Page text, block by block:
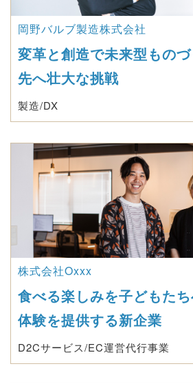
岡野バルブ製造株式会社
変革と創造で未来型もの
先へ壮大な挑戦
製造/DX
株式会社Oxxx
食べる楽しみを子どもた
体験を提供する新企業
D2Cサービス/EC運営代行事業